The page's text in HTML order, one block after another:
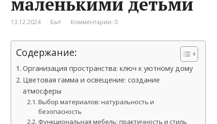
13.12.2024 Быт Комментарии: 0
Содержание:
Организация пространства: ключ к уютному дому
Цветовая гамма и освещение: создание
атмосферы
Выбор материалов: натуральность и
безопасность
Функциональная мебель: практичность и стиль